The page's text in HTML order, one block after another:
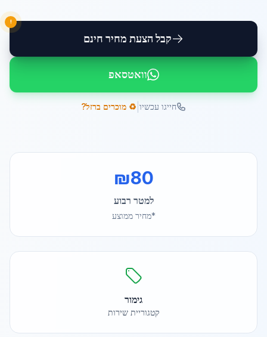
קבל הצעת מחיר חינם
!
וואטסאפ
חייגו עכשיו ♻️ מוכרים ברזל?
₪80
למטר רבוע
*מחיר ממוצע
גימור
קטגוריית שירות